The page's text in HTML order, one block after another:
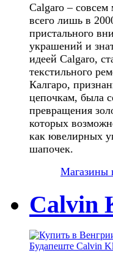
Calgaro – совсем
всего лишь в
пристального
украшений и
идеей Calgaro,
текстильного
Калгаро,
цепочкам, была
превращения
которых
как ювелирных
шапочек.
Магазины
Calvin